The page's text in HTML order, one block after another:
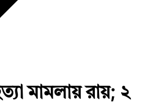
মামলায় রায়; ২